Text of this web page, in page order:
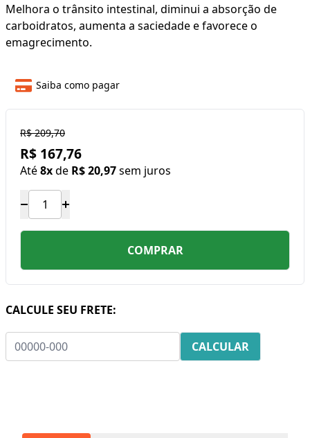
Melhora o trânsito intestinal, diminui a absorção de
carboidratos, aumenta a saciedade e favorece o
emagrecimento.
Saiba como pagar
R$ 209,70
R$ 167,76
Até8xde R$ 20,97sem juros
COMPRAR
CALCULE SEU FRETE: